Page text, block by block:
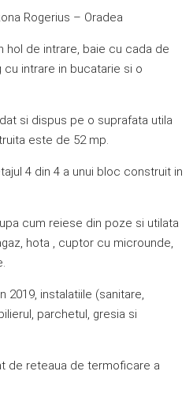
Rogerius – Oradea
hol de intrare, baie cu cada de
cu intrare in bucatarie si o
si dispus pe o suprafata utila
este de 52 mp.
4 din 4 a unui bloc construit in
cum reiese din poze si utilata
hota , cuptor cu microunde,
2019, instalatiile (sanitare,
parchetul, gresia si
de reteaua de termoficare a